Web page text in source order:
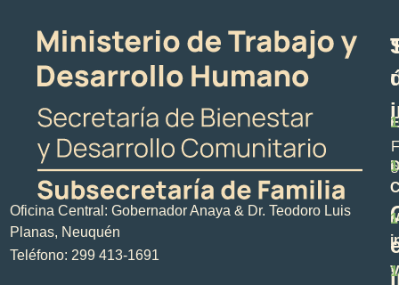
Oficina Central: Gobernador Anaya & Dr. Teodoro Luis
Planas, Neuquén
Teléfono: 299 413-1691